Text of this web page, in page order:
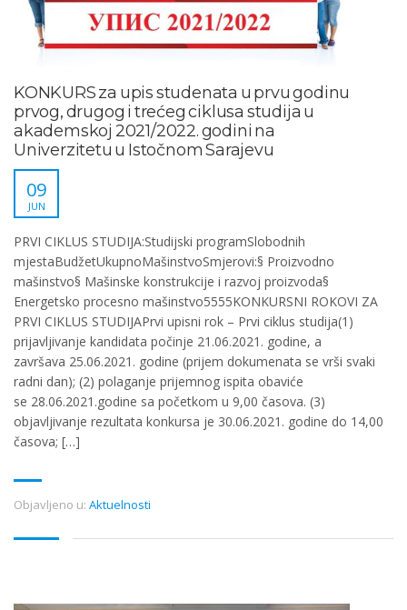
KONKURS za upis studenata u prvu godinu
prvog, drugog i trećeg ciklusa studija u
akademskoj 2021/2022. godini na
Univerzitetu u Istočnom Sarajevu
09
JUN
PRVI CIKLUS STUDIJA:Studijski programSlobodnih
mjestaBudžetUkupnoMašinstvoSmjerovi:§ Proizvodno
mašinstvo§ Mašinske konstrukcije i razvoj proizvoda§
Energetsko procesno mašinstvo5555KONKURSNI ROKOVI ZA
PRVI CIKLUS STUDIJAPrvi upisni rok – Prvi ciklus studija(1)
prijavljivanje kandidata počinje 21.06.2021. godine, a
završava 25.06.2021. godine (prijem dokumenata se vrši svaki
radni dan); (2) polaganje prijemnog ispita obaviće
se 28.06.2021.godine sa početkom u 9,00 časova. (3)
objavljivanje rezultata konkursa je 30.06.2021. godine do 14,00
časova; […]
Objavljeno u: Aktuelnosti